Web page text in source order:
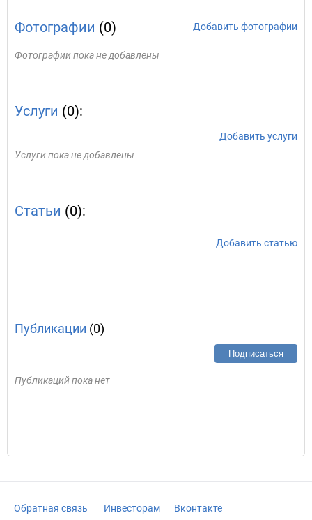
Фотографии (0) Добавить фотографии
Фотографии пока не добавлены
Услуги (0):
Добавить услуги
Услуги пока не добавлены
Статьи (0):
Добавить статью
Публикации (0)
Подписаться
Публикаций пока нет
Обратная связь Инвесторам Вконтакте